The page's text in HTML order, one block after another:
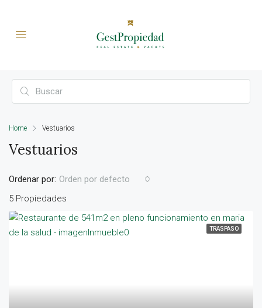
Home Vestuarios
Vestuarios
5 Propiedades
Ordenar por: Orden por defecto
TRASPASO